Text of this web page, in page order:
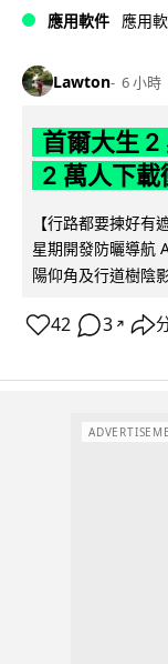
應用軟件 應用
Lawton 6 小時
首爾大生 2
2 萬人下載
【行路都要揀好
星期開發防曬導航
陽仰角及行道樹陰
42 3 ↗